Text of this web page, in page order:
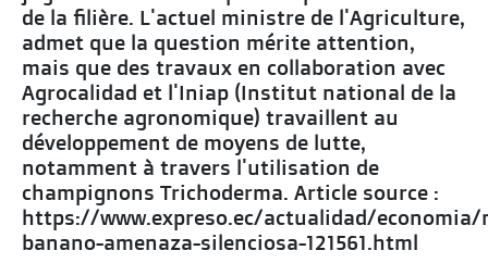
de la filière. L'actuel ministre de l'Agriculture,
admet que la question mérite attention,
mais que des travaux en collaboration avec
Agrocalidad et l'Iniap (Institut national de la
recherche agronomique) travaillent au
développement de moyens de lutte,
notamment à travers l'utilisation de
champignons Trichoderma. Article source :
https://www.expreso.ec/actualidad/economia/
banano-amenaza-silenciosa-121561.html